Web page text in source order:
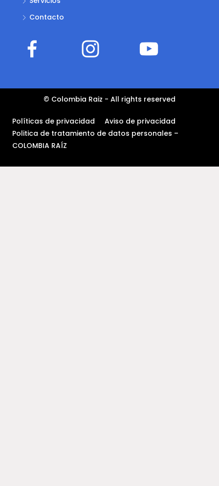
Contacto
© Colombia Raiz - All rights reserved
Políticas de privacidad
Aviso de privacidad
Politica de tratamiento de datos personales –
COLOMBIA RAÍZ